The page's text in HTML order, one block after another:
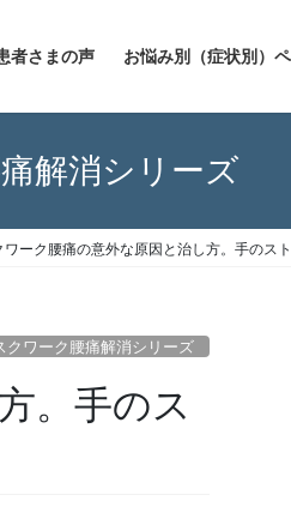
者さまの声 お悩み別（症状別）
解消シリーズ
ワーク腰痛の意外な原因と治し方。手のス
クワーク腰痛解消シリーズ
。手のス